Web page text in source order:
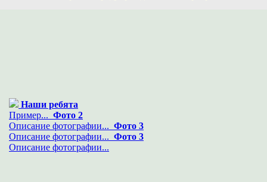
Наши ребята
Пример... Фото 2
Описание фотографии... Фото 3
Описание фотографии... Фото 3
Описание фотографии...